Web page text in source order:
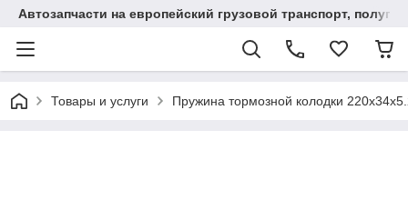
Автозапчасти на европейский грузовой транспорт,
Товары и услуги Пружина тормозной колодки